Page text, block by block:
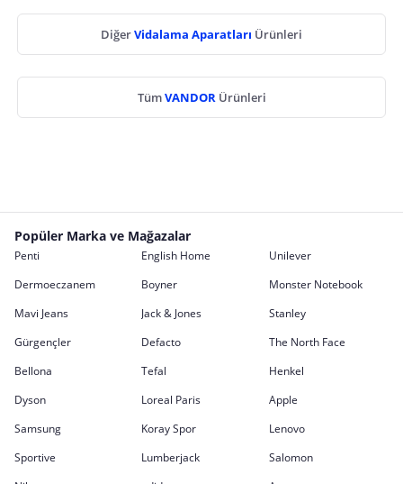
DiğerVidalama Aparatları Ürünleri
TümVANDOR Ürünleri
Popüler Marka ve Mağazalar
Penti English Home
Unilever
Dermoeczanem
Boyner
Monster Notebook
Mavi Jeans
Jack & Jones
Stanley
Gürgençler
Defacto
The North Face
Bellona
Tefal
Henkel
Dyson
Loreal Paris
Apple
Samsung
Koray Spor
Lenovo
Sportive
Lumberjack
Salomon